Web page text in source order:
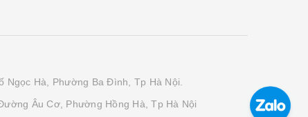
Ngọc Hà, Phường Ba Đình, Tp Hà Nội.
Âu Cơ, Phường Hồng Hà, Tp Hà Nội